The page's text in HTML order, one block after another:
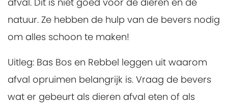
natuur. Ze hebben de hulp van de bevers nodig
om alles schoon te maken!
Uitleg: Bas Bos en Rebbel leggen uit waarom
afval opruimen belangrijk is. Vraag de bevers
wat er gebeurt als dieren afval eten of als